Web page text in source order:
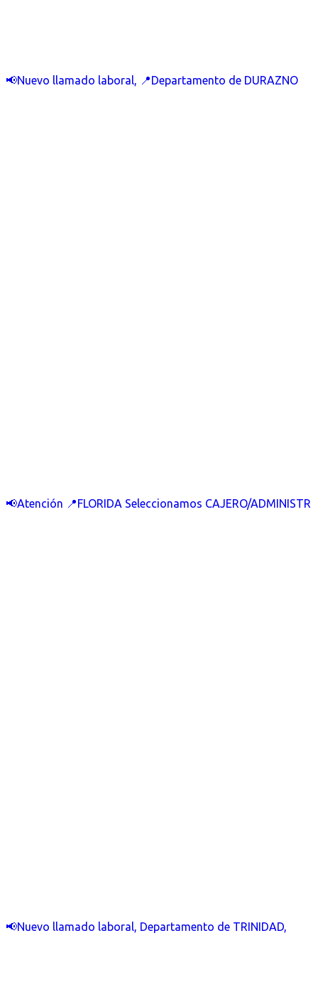
📢Nuevo llamado laboral, 📍Departamento de DURAZNO
📢Atención 📍FLORIDA Seleccionamos CAJERO/ADMINISTR
📢Nuevo llamado laboral, Departamento de TRINIDAD,